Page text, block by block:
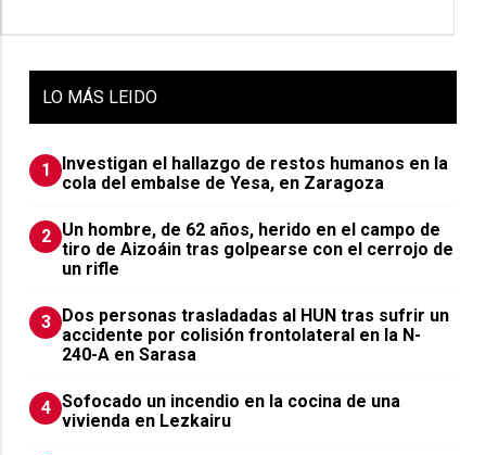
LO MÁS LEIDO
1
Investigan el hallazgo de restos humanos en la
cola del embalse de Yesa, en Zaragoza
2 Un hombre, de 62 años, herido en el campo de
tiro de Aizoáin tras golpearse con el cerrojo de
un rifle
3 ​Dos personas trasladadas al HUN tras sufrir un
accidente por colisión frontolateral en la N-
240-A en Sarasa
4 Sofocado un incendio en la cocina de una
vivienda en Lezkairu